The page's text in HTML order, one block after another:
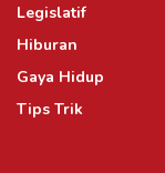
Legislatif
Hiburan
Gaya Hidup
Tips Trik